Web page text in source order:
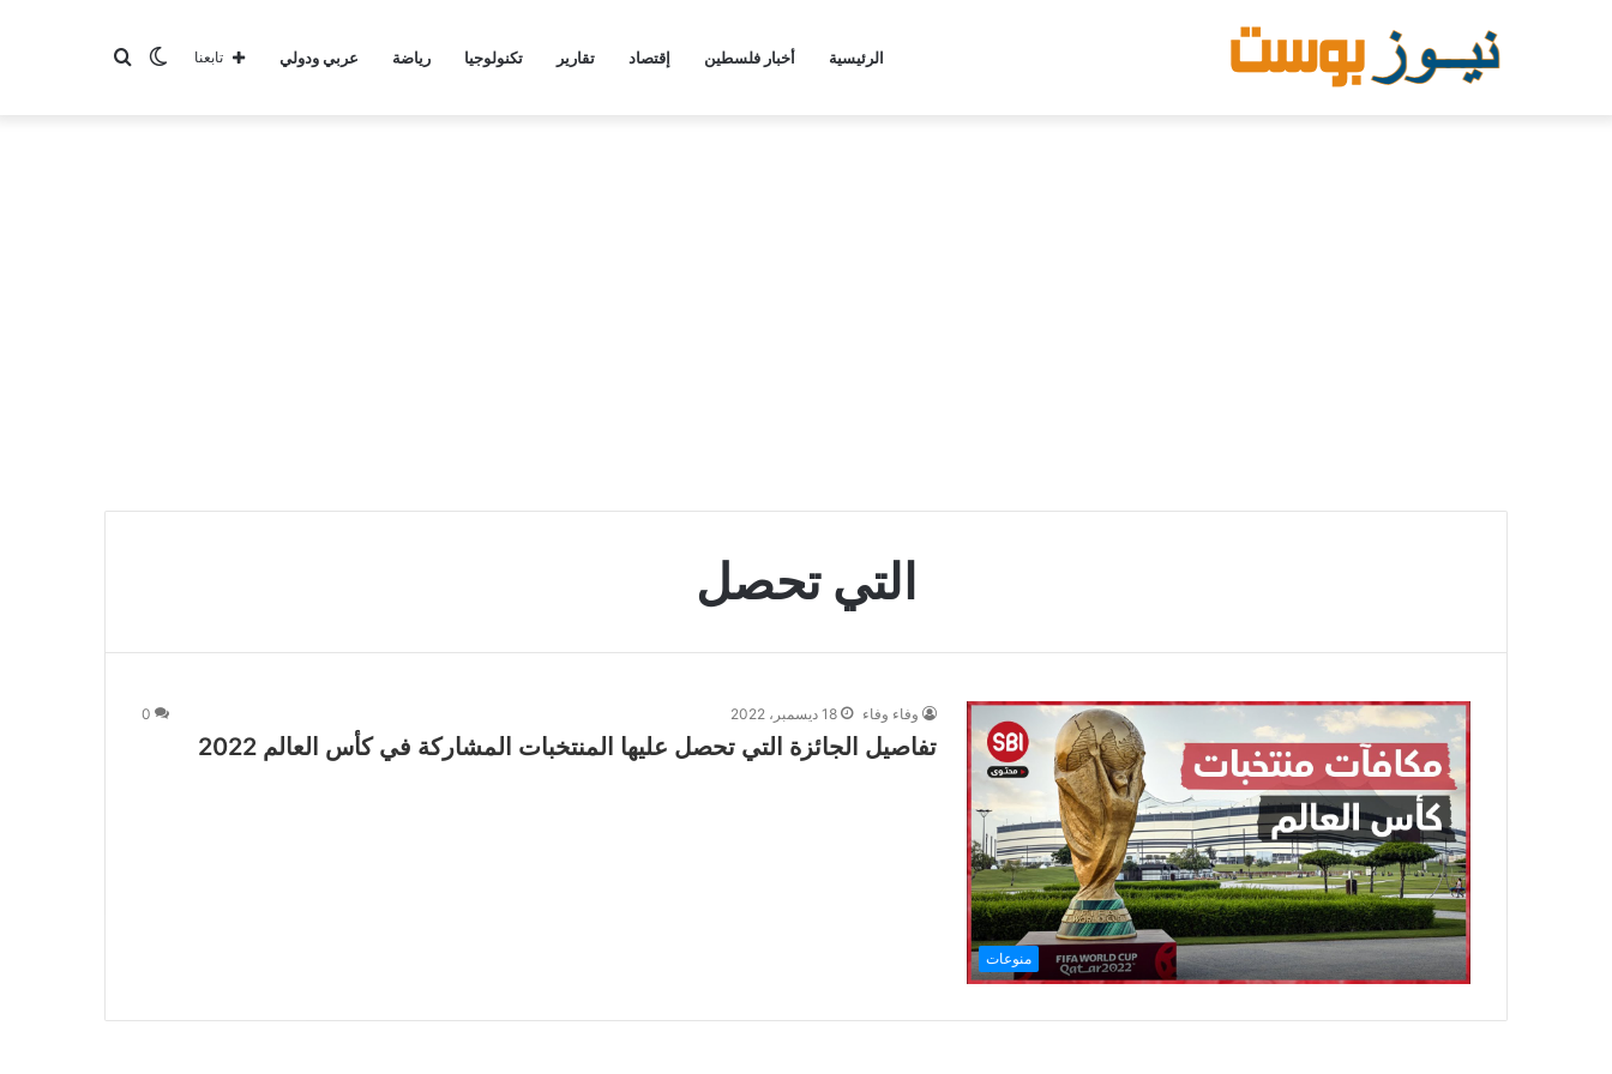
الرئيسية أخبار فلسطين إقتصاد تقارير تكنولوجيا رياضة عربي ودولي بحثالوضع تابعنا
التي تحصل
منوعات
وفاء وفاء 18 ديسمبر، 2022 0
تفاصيل الجائزة التي تحصل عليها المنتخبات المشاركة في كأس العالم 2022